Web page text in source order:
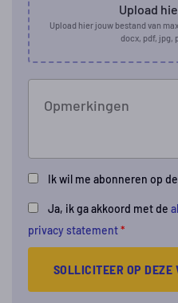
Upload
Upload hier jouw bestand van
docx, pdf, jpg,
Opmerkingen
Ik wil me abonneren op
Ja, ik ga akkoord met de
privacy statement*
SOLLICITEER OP DEZE